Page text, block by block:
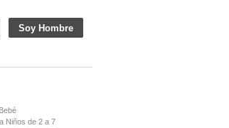
Soy Hombre
Niños de 2 a 7